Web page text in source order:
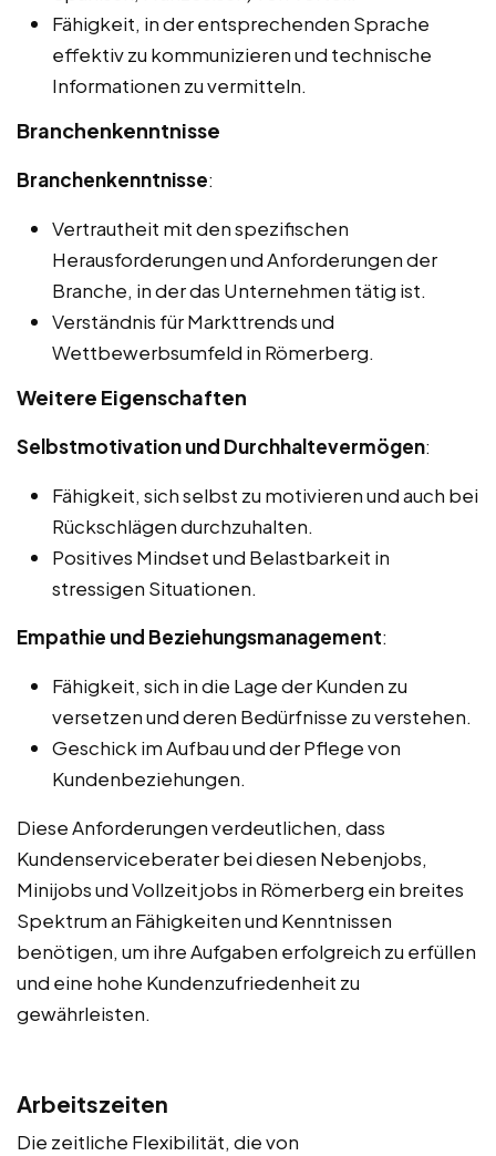
Fähigkeit, in der entsprechenden Sprache
effektiv zu kommunizieren und technische
Informationen zu vermitteln.
Branchenkenntnisse
Branchenkenntnisse:
Vertrautheit mit den spezifischen
Herausforderungen und Anforderungen der
Branche, in der das Unternehmen tätig ist.
Verständnis für Markttrends und
Wettbewerbsumfeld in Römerberg.
Weitere Eigenschaften
Selbstmotivation und Durchhaltevermögen:
Fähigkeit, sich selbst zu motivieren und auch bei
Rückschlägen durchzuhalten.
Positives Mindset und Belastbarkeit in
stressigen Situationen.
Empathie und Beziehungsmanagement:
Fähigkeit, sich in die Lage der Kunden zu
versetzen und deren Bedürfnisse zu verstehen.
Geschick im Aufbau und der Pflege von
Kundenbeziehungen.
Diese Anforderungen verdeutlichen, dass
Kundenserviceberater bei diesen Nebenjobs,
Minijobs und Vollzeitjobs in Römerberg ein breites
Spektrum an Fähigkeiten und Kenntnissen
benötigen, um ihre Aufgaben erfolgreich zu erfüllen
und eine hohe Kundenzufriedenheit zu
gewährleisten.
Arbeitszeiten
Die zeitliche Flexibilität, die von